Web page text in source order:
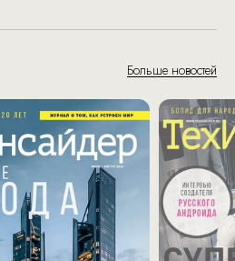
Больше новостей